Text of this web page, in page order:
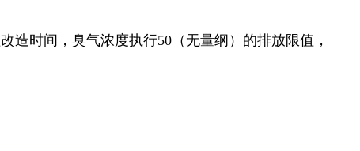
造时间，臭气浓度执行50（无量纲）的排放限值，